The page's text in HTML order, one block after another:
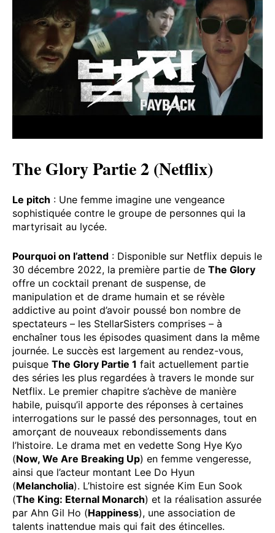
The Glory Partie 2 (Netflix)
Le pitch : Une femme imagine une vengeance
sophistiquée contre le groupe de personnes qui la
martyrisait au lycée.
Pourquoi on l’attend : Disponible sur Netflix depuis le
30 décembre 2022, la première partie de The Glory
offre un cocktail prenant de suspense, de
manipulation et de drame humain et se révèle
addictive au point d’avoir poussé bon nombre de
spectateurs – les StellarSisters comprises – à
enchaîner tous les épisodes quasiment dans la même
journée. Le succès est largement au rendez-vous,
puisque The Glory Partie 1 fait actuellement partie
des séries les plus regardées à travers le monde sur
Netflix. Le premier chapitre s’achève de manière
habile, puisqu’il apporte des réponses à certaines
interrogations sur le passé des personnages, tout en
amorçant de nouveaux rebondissements dans
l’histoire. Le drama met en vedette Song Hye Kyo
(Now, We Are Breaking Up) en femme vengeresse,
ainsi que l’acteur montant Lee Do Hyun
(Melancholia). L’histoire est signée Kim Eun Sook
(The King: Eternal Monarch) et la réalisation assurée
par Ahn Gil Ho (Happiness), une association de
talents inattendue mais qui fait des étincelles.